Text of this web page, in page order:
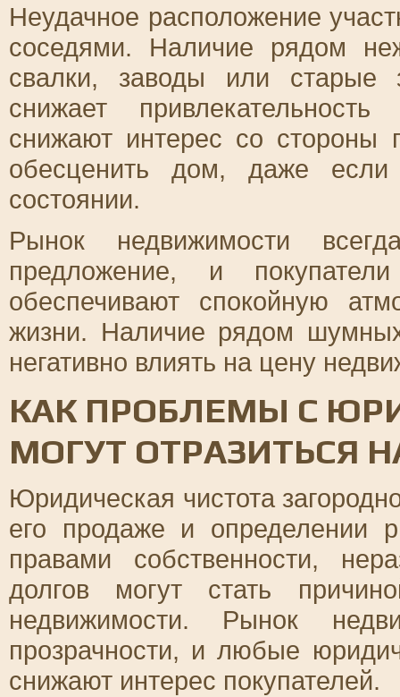
Неудачное расположение
соседями. Наличие рядом
свалки, заводы или старые
снижает
снижают интерес со стороны
обесценить дом, даже
состоянии.
Рынок недвижимости
предложение, и
обеспечивают спокойную
жизни. Наличие рядом
негативно влиять на цену
КАК ПРОБЛЕМЫ С
МОГУТ ОТРАЗИТЬСЯ
Юридическая чистота
его продаже и определении
правами собственности,
долгов могут стать
недвижимости. Рынок
прозрачности, и любые
снижают интерес покупателей.